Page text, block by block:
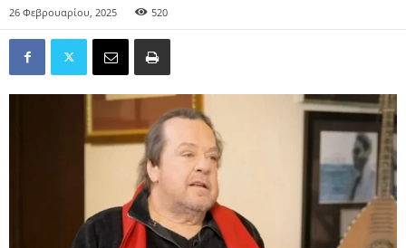
26 Φεβρουαρίου, 2025 520